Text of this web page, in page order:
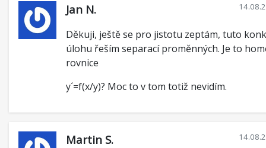
Jan N.
Děkuji, ještě se pro jistotu zeptám, tuto
úlohu řeším separací proměnných. Je to
rovnice
y´=f(x/y)? Moc to v tom totiž nevidím.
Martin S.